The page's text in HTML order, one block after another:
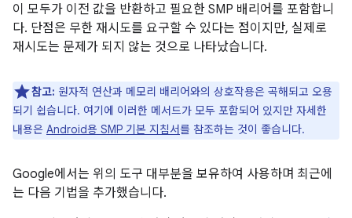
이 모두가 이전 값을 반환하고 필요한 SMP 배리어를 포함합니
다. 단점은 무한 재시도를 요구할 수 있다는 점이지만, 실제로
재시도는 문제가 되지 않는 것으로 나타났습니다.
참고: 원자적 연산과 메모리 배리어와의 상호작용은 곡해되고 오용
되기 쉽습니다. 여기에 이러한 메서드가 모두 포함되어 있지만 자세한
내용은 Android용 SMP 기본 지침서를 참조하는 것이 좋습니다.
Google에서는 위의 도구 대부분을 보유하여 사용하며 최근에
는 다음 기법을 추가했습니다.